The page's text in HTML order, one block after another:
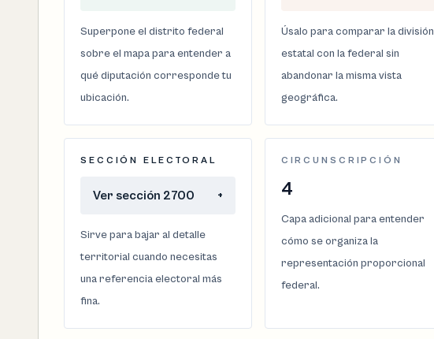
Superpone el distrito federal
sobre el mapa para entender a
qué diputación corresponde tu
ubicación.
Úsalo para comparar la división
estatal con la federal sin
abandonar la misma vista
geográfica.
SECCIÓN ELECTORAL
Ver sección 2700 +
Sirve para bajar al detalle
territorial cuando necesitas
una referencia electoral más
fina.
CIRCUNSCRIPCIÓN
4
Capa adicional para entender
cómo se organiza la
representación proporcional
federal.